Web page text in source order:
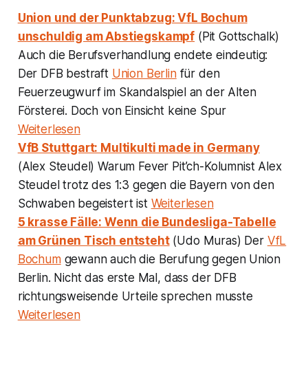
Union und der Punktabzug: VfL Bochum
unschuldig am Abstiegskampf (Pit Gottschalk)
Auch die Berufsverhandlung endete eindeutig:
Der DFB bestraft Union Berlinfür den
Feuerzeugwurf im Skandalspiel an der Alten
Försterei. Doch von Einsicht keine Spur
Weiterlesen
VfB Stuttgart: Multikulti made in Germany
(Alex Steudel) Warum Fever Pit’ch-Kolumnist Alex
Steudel trotz des 1:3 gegen die Bayern von den
Schwaben begeistert ist Weiterlesen
5 krasse Fälle: Wenn die Bundesliga-Tabelle
am Grünen Tisch entsteht(Udo Muras) Der VfL
Bochumgewann auch die Berufung gegen Union
Berlin. Nicht das erste Mal, dass der DFB
richtungsweisende Urteile sprechen musste
Weiterlesen